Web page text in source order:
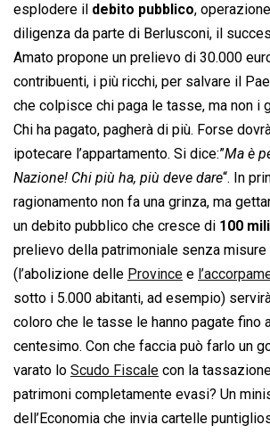
esplodere il debito pubblico,
diligenza da parte di Berlusconi, il
Amato propone un prelievo di 30.000
contribuenti, i più ricchi, per salvare il
che colpisce chi paga le tasse, ma non i
Chi ha pagato, pagherà di più. Forse
ipotecare l’appartamento. Si dice:”Ma è
Nazione! Chi più ha, più deve dare“. In
ragionamento non fa una grinza, ma
un debito pubblico che cresce di 100
prelievo della patrimoniale senza
(l’abolizione delle Province e
sotto i 5.000 abitanti, ad esempio)
coloro che le tasse le hanno pagate fino
centesimo. Con che faccia può farlo un
varato lo Scudo Fiscale con la
patrimoni completamente evasi? Un
dell’Economia che invia cartelle